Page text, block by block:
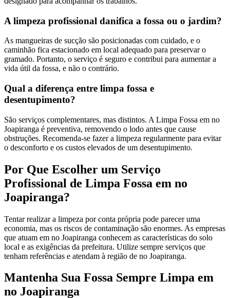
A limpeza profissional danifica a fossa ou o jardim?
As mangueiras de sucção são posicionadas com cuidado, e o
caminhão fica estacionado em local adequado para preservar o
gramado. Portanto, o serviço é seguro e contribui para aumentar a
vida útil da fossa, e não o contrário.
Qual a diferença entre limpa fossa e
desentupimento?
São serviços complementares, mas distintos. A Limpa Fossa em no
Joapiranga é preventiva, removendo o lodo antes que cause
obstruções. Recomenda-se fazer a limpeza regularmente para evitar
o desconforto e os custos elevados de um desentupimento.
Por Que Escolher um Serviço
Profissional de Limpa Fossa em no
Joapiranga?
Tentar realizar a limpeza por conta própria pode parecer uma
economia, mas os riscos de contaminação são enormes. As empresas
que atuam em no Joapiranga conhecem as características do solo
local e as exigências da prefeitura. Utilize sempre serviços que
tenham referências e atendam à região de no Joapiranga.
Mantenha Sua Fossa Sempre Limpa em
no Joapiranga